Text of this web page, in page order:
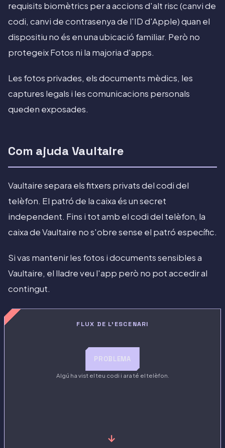
requisits biomètrics per a accions d'alt risc (canvi de
codi, canvi de contrasenya de l'ID d'Apple) quan el
dispositiu no és en una ubicació familiar. Però no
protegeix Fotos ni la majoria d'apps.
Les fotos privades, els documents mèdics, les
captures legals i les comunicacions personals
queden exposades.
Com ajuda Vaultaire
Vaultaire separa els fitxers privats del codi del
telèfon. El patró de la caixa és un secret
independent. Fins i tot amb el codi del telèfon, la
caixa de Vaultaire no s'obre sense el patró específic.
Si vas mantenir les fotos i documents sensibles a
Vaultaire, el lladre veu l'app però no pot accedir al
contingut.
FLUX DE L'ESCENARI
PROBLEMA
Algú ha vist el teu codi i ara té el telèfon.
→